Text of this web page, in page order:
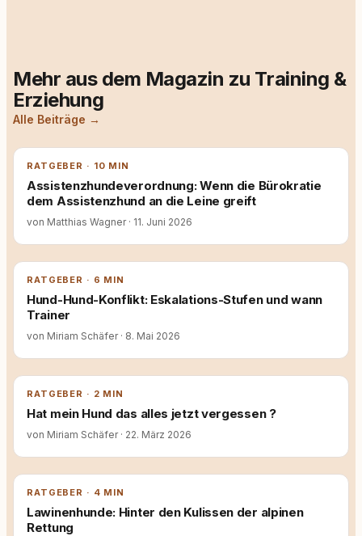
Mehr aus dem Magazin zu Training &
Erziehung
Alle Beiträge →
RATGEBER · 10 MIN
Assistenzhundeverordnung: Wenn die Bürokratie
dem Assistenzhund an die Leine greift
von Matthias Wagner · 11. Juni 2026
RATGEBER · 6 MIN
Hund-Hund-Konflikt: Eskalations-Stufen und wann
Trainer
von Miriam Schäfer · 8. Mai 2026
RATGEBER · 2 MIN
Hat mein Hund das alles jetzt vergessen ?
von Miriam Schäfer · 22. März 2026
RATGEBER · 4 MIN
Lawinenhunde: Hinter den Kulissen der alpinen
Rettung